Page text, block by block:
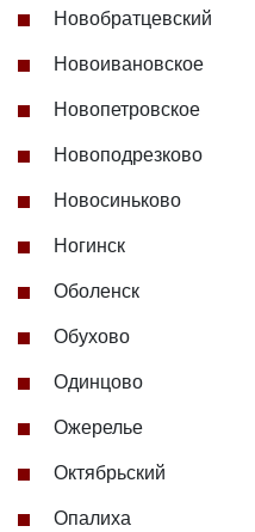
Новобратцевский
Новоивановское
Новопетровское
Новоподрезково
Новосиньково
Ногинск
Оболенск
Обухово
Одинцово
Ожерелье
Октябрьский
Опалиха